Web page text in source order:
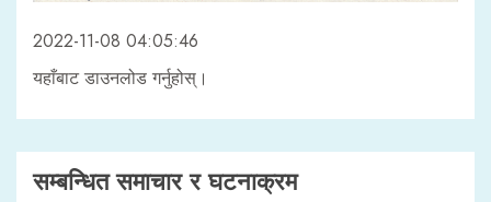
2022-11-08 04:05:46
यहाँबाट डाउनलोड गर्नुहोस्।
सम्बन्धित समाचार र घटनाक्रम